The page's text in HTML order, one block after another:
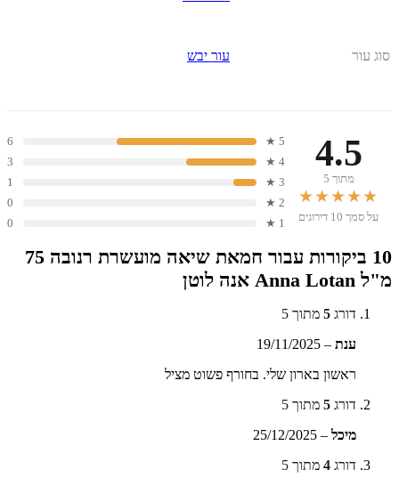
סוג עור עור יבש
4.5
מתוך 5
★★★★★
על סמך 10 דירוגים
5 ★
6
4 ★
3
3 ★
1
2 ★
0
1 ★
0
10 ביקורות עבור
חמאת שיאה מועשרת רנובה 75
מ"ל Anna Lotan אנה לוטן
דורג 5 מתוך 5
ענת –
19/11/2025
ראשון בארון שלי. בחורף פשוט מציל
דורג 5 מתוך 5
מיכל –
25/12/2025
דורג 4 מתוך 5